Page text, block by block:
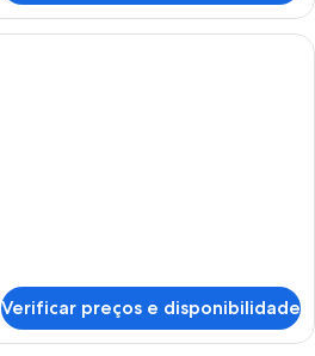
Quarto de hotel com cama,
Verificar preços e disponibilidade